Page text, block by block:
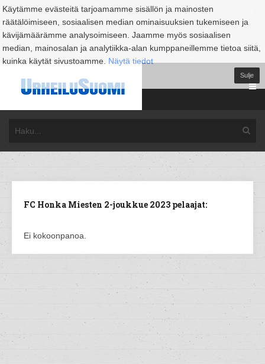
Käytämme evästeitä tarjoamamme sisällön ja mainosten
räätälöimiseen, sosiaalisen median ominaisuuksien tukemiseen ja
kävijämäärämme analysoimiseen. Jaamme myös sosiaalisen
median, mainosalan ja analytiikka-alan kumppaneillemme tietoa siitä,
kuinka käytät sivustoamme. Näytä tiedot
Sulje
FC Honka Miesten 2-joukkue 2023 pelaajat:
Ei kokoonpanoa.